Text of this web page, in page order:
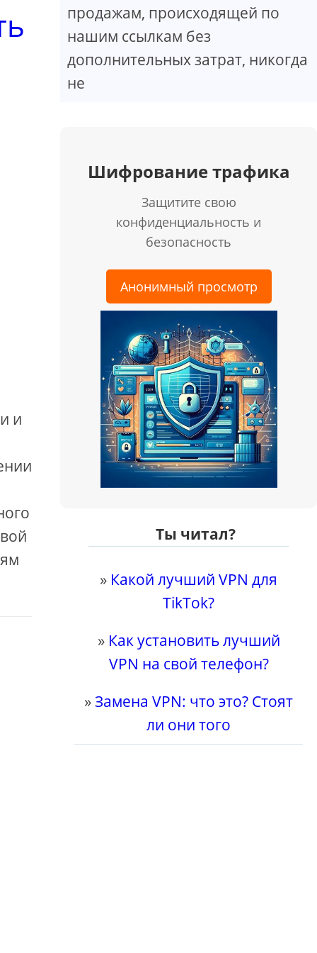
и
продажам, происходящей по
нашим ссылкам без
дополнительных затрат, никогда
не
Шифрование трафика
Защитите свою
конфиденциальность и
безопасность
Анонимный просмотр
Ты читал?
» Какой лучший VPN для
TikTok?
» Как установить лучший
VPN на свой телефон?
»Замена VPN: что это? Стоят
ли они того